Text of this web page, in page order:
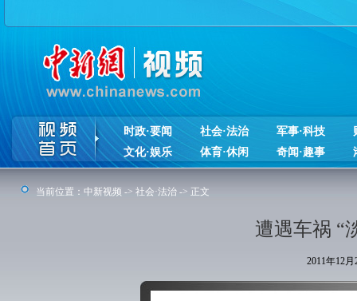
时政·要闻 社会·法治 军事·科技
文化·娱乐
体育·休闲 奇闻·趣事
当前位置： 中新视频 -> 社会·法治 -> 正文
遭遇车祸 “
2011年12